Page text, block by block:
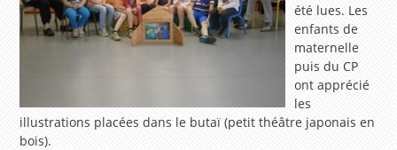
été lues. Les
enfants de
maternelle
puis du CP
ont apprécié
les
illustrations placées dans le butaï (petit théâtre japonais en
bois).